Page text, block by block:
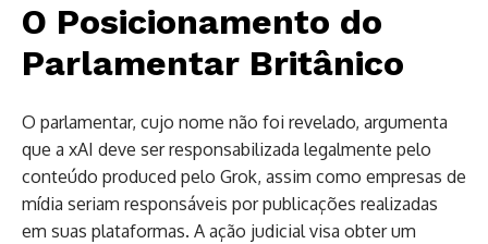
O Posicionamento do
Parlamentar Britânico
O parlamentar, cujo nome não foi revelado, argumenta
que a xAI deve ser responsabilizada legalmente pelo
conteúdo produced pelo Grok, assim como empresas de
mídia seriam responsáveis por publicações realizadas
em suas plataformas. A ação judicial visa obter um